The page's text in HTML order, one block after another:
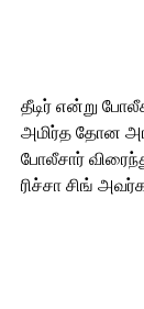
தீடிர் என்று
அமிர்த தோன
போலீசார்
ரிச்சா சிங்